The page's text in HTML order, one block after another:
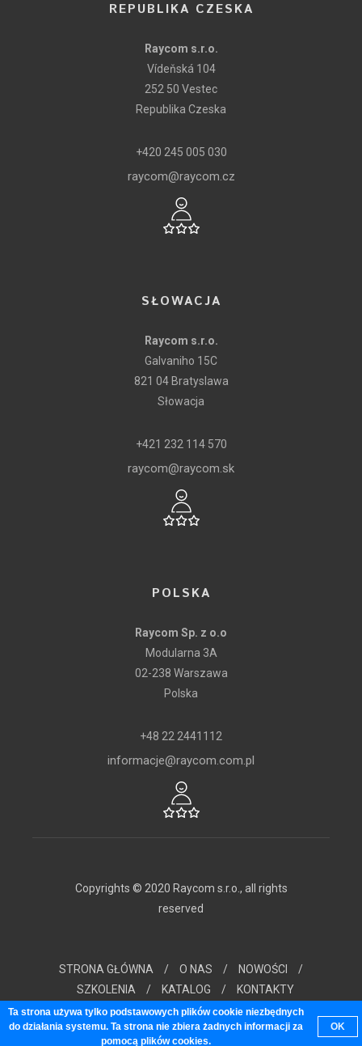
REPUBLIKA CZESKA
Raycom s.r.o.
Vídeňská 104
252 50 Vestec
Republika Czeska
+420 245 005 030
raycom@raycom.cz
SŁOWACJA
Raycom s.r.o.
Galvaniho 15C
821 04 Bratyslawa
Słowacja
+421 232 114 570
raycom@raycom.sk
POLSKA
Raycom Sp. z o.o
Modularna 3A
02-238 Warszawa
Polska
+48 22 2441112
informacje@raycom.com.pl
Copyrights © 2020 Raycom s.r.o., all rights
reserved
STRONA GŁÓWNA / O NAS / NOWOŚCI
/
SZKOLENIA
/ KATALOG / KONTAKTY
Ta strona używa tylko podstawowych plików cookie niezbędnych
do działania systemu. Ta strona nie zbiera żadnych informacji za
pomocą plików cookies.
OK